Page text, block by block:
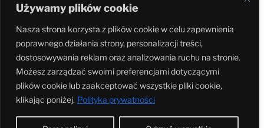
Używamy plików cookie
Nasza strona korzysta z plików cookie w celu zapewnienia
poprawnego działania strony, personalizacji treści,
dostosowywania reklam oraz analizowania ruchu na stronie.
Możesz zarządzać swoimi preferencjami dotyczącymi
plików cookie lub zaakceptować wszystkie pliki cookie,
klikając poniżej. Polityka prywatności
Fundacja Ochrony Dziedzictwa Przemysłowego Śląska realizuje projekt
pn. Kolej łączy kultury w ramach programu Interreg Czechy-Polska 2021-
2027 nr. rej. CZ.11.02.01/00/23_004/0000100